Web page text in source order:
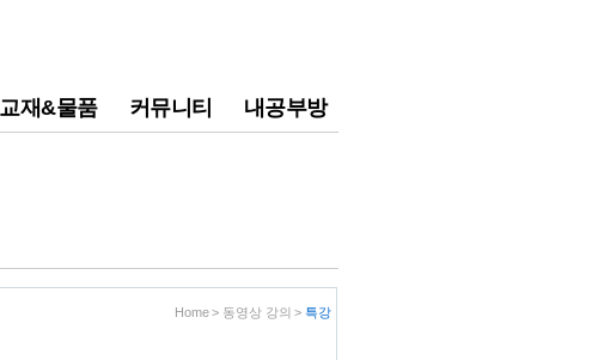
교재&물품 커뮤니티 내공부방
Home > 동영상 강의 >특강